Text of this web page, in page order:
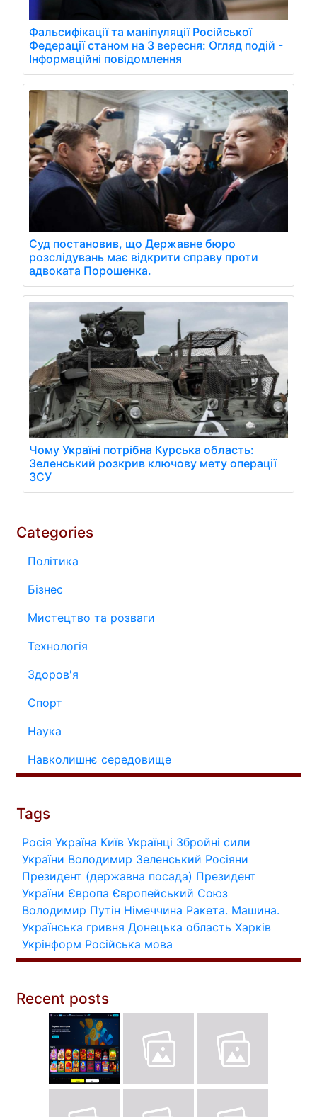
Фальсифікації та маніпуляції Російської
Федерації станом на 3 вересня: Огляд подій -
Інформаційні повідомлення
Суд постановив, що Державне бюро
розслідувань має відкрити справу проти
адвоката Порошенка.
Чому Україні потрібна Курська область:
Зеленський розкрив ключову мету операції
ЗСУ
Categories
Політика
Бізнес
Мистецтво та розваги
Технологія
Здоров'я
Спорт
Наука
Навколишнє середовище
Tags
Росія Україна Київ Українці Збройні сили
України Володимир Зеленський Росіяни
Президент (державна посада) Президент
України Європа Європейський Союз
Володимир Путін Німеччина Ракета. Машина.
Українська гривня Донецька область Харків
Укрінформ Російська мова
Recent posts